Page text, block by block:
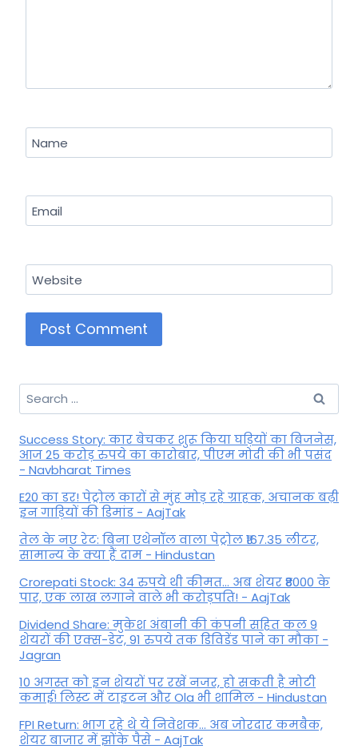
Name
Email
Website
Search
for:
Success Story: कार बेचकर शुरू किया घड़ियों का बिजनेस,
आज 25 करोड़ रुपये का कारोबार, पीएम मोदी की भी पसंद
- Navbharat Times
E20 का डर! पेट्रोल कारों से मुंह मोड़ रहे ग्राहक, अचानक बढ़ी
इन गाड़ियों की डिमांड - AajTak
तेल के नए रेट: बिना एथेनॉल वाला पेट्रोल ₹167.35 लीटर,
सामान्य के क्या हैं दाम - Hindustan
Crorepati Stock: 34 रुपये थी कीमत... अब शेयर ₹8000 के
पार, एक लाख लगाने वाले भी करोड़पति! - AajTak
Dividend Share: मुकेश अंबानी की कंपनी सहित कल 9
शेयरों की एक्स-डेट, 91 रुपये तक डिविडेंड पाने का मौका -
Jagran
10 अगस्त को इन शेयरों पर रखें नजर, हो सकती है मोटी
कमाई! लिस्ट में टाइटन और Ola भी शामिल - Hindustan
FPI Return: भाग रहे थे ये निवेशक... अब जोरदार कमबैक,
शेयर बाजार में झोंके पैसे - AajTak